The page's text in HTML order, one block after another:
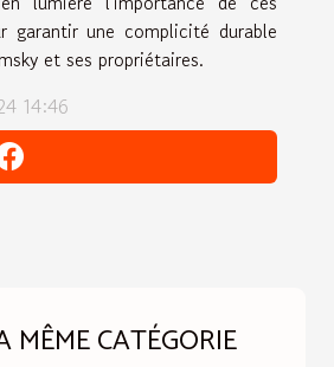
garantir une complicité durable
et ses propriétaires.
14:46
MÊME CATÉGORIE